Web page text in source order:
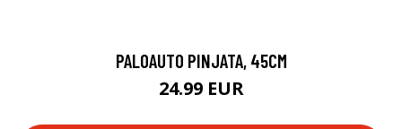
PALOAUTO PINJATA, 45CM
24.99 EUR